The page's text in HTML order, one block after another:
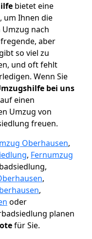
bietet eine
um Ihnen die
nach
aber
so viel zu
und oft fehlt
Wenn Sie
bei uns
einen
Umzug von
freuen.
Oberhausen,
, Fernumzug
,
,
oder
planen
für Sie.